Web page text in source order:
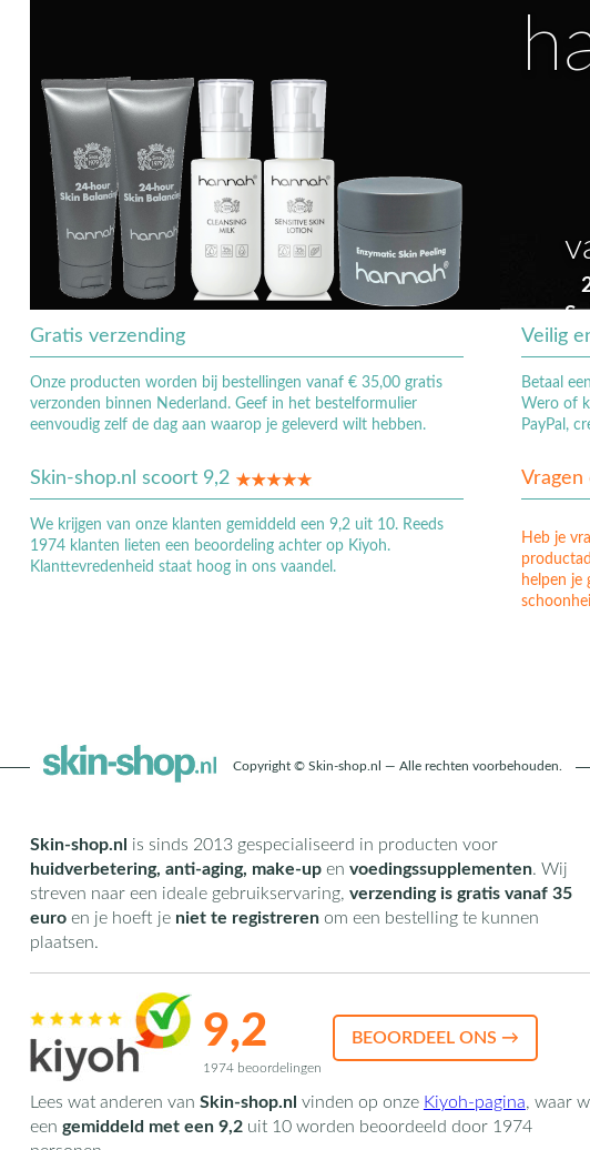
Gratis verzending
Onze producten worden bij bestellingen vanaf € 35,00 gratis
verzonden binnen Nederland. Geef in het bestelformulier
eenvoudig zelf de dag aan waarop je geleverd wilt hebben.
Veilig
Betaal
Wero of
PayPal,
Skin-shop.nl scoort 9,2
We krijgen van onze klanten gemiddeld een 9,2 uit 10. Reeds
1974 klanten lieten een beoordeling achter op Kiyoh.
Klanttevredenheid staat hoog in ons vaandel.
Vragen
Heb je
helpen je
Copyright © Skin-shop.nl — Alle rechten voorbehouden.
Skin-shop.nl is sinds 2013 gespecialiseerd in producten voor
huidverbetering, anti-aging, make-upen voedingssupplementen. Wij
streven naar een ideale gebruikservaring, verzending is gratis vanaf 35
euroen je hoeft je niet te registrerenom een bestelling te kunnen
plaatsen.
9,2
1974 beoordelingen
BEOORDEEL ONS →
Lees wat anderen van Skin-shop.nl vinden op onze Kiyoh-pagina, waar
een gemiddeld met een 9,2uit 10worden beoordeeld door 1974